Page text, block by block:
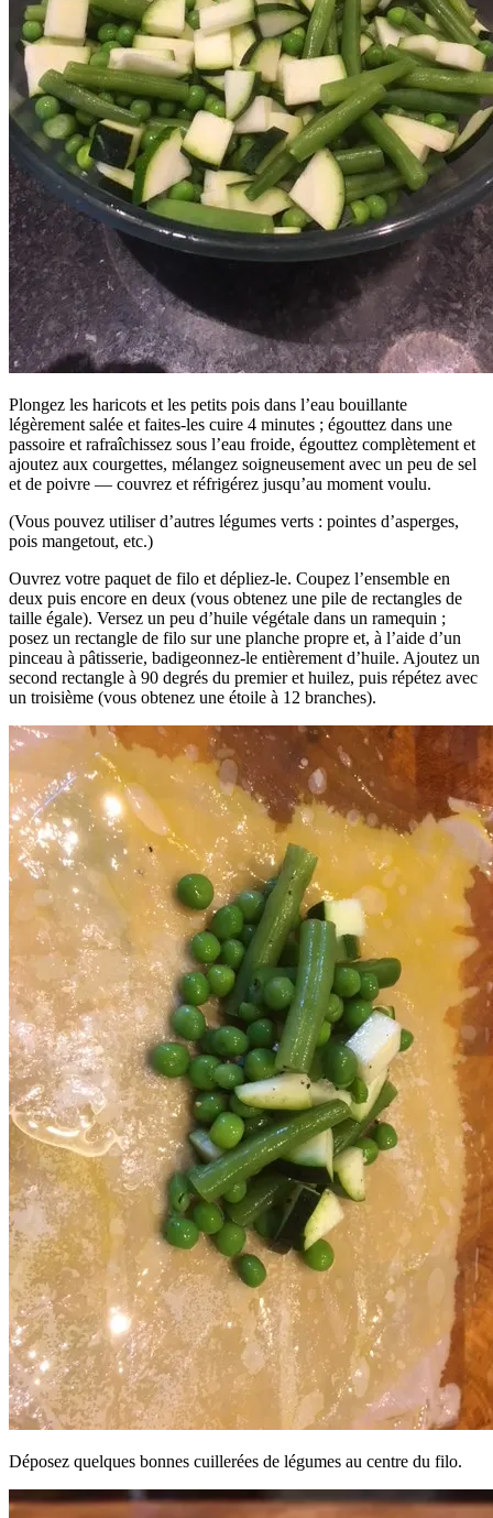
Plongez les haricots et les petits pois dans l’eau bouillante
légèrement salée et faites-les cuire 4 minutes ; égouttez dans une
passoire et rafraîchissez sous l’eau froide, égouttez complètement et
ajoutez aux courgettes, mélangez soigneusement avec un peu de sel
et de poivre — couvrez et réfrigérez jusqu’au moment voulu.
(Vous pouvez utiliser d’autres légumes verts : pointes d’asperges,
pois mangetout, etc.)
Ouvrez votre paquet de filo et dépliez-le. Coupez l’ensemble en
deux puis encore en deux (vous obtenez une pile de rectangles de
taille égale). Versez un peu d’huile végétale dans un ramequin ;
posez un rectangle de filo sur une planche propre et, à l’aide d’un
pinceau à pâtisserie, badigeonnez-le entièrement d’huile. Ajoutez un
second rectangle à 90 degrés du premier et huilez, puis répétez avec
un troisième (vous obtenez une étoile à 12 branches).
Déposez quelques bonnes cuillerées de légumes au centre du filo.